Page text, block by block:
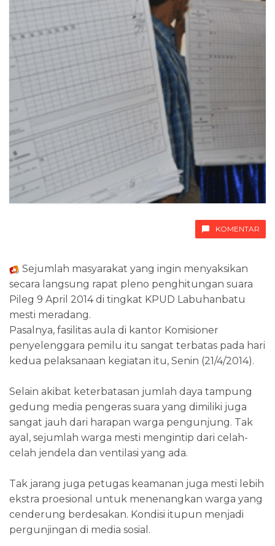
KOMENTAR
Sejumlah masyarakat yang ingin menyaksikan
secara langsung rapat pleno penghitungan suara
Pileg 9 April 2014 di tingkat KPUD Labuhanbatu
mesti meradang.
Pasalnya, fasilitas aula di kantor Komisioner
penyelenggara pemilu itu sangat terbatas pada hari
kedua pelaksanaan kegiatan itu, Senin (21/4/2014).
Selain akibat keterbatasan jumlah daya tampung
gedung media pengeras suara yang dimiliki juga
sangat jauh dari harapan warga pengunjung. Tak
ayal, sejumlah warga mesti mengintip dari celah-
celah jendela dan ventilasi yang ada.
Tak jarang juga petugas keamanan juga mesti lebih
ekstra proesional untuk menenangkan warga yang
cenderung berdesakan. Kondisi itupun menjadi
pergunjingan di media sosial.